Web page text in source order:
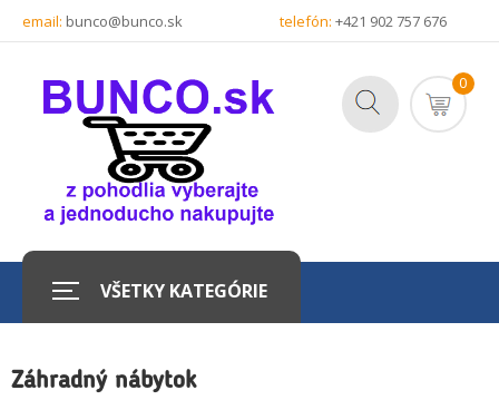
email: bunco@bunco.sk telefón: +421 902 757 676
0
VŠETKY KATEGÓRIE
Záhradný nábytok